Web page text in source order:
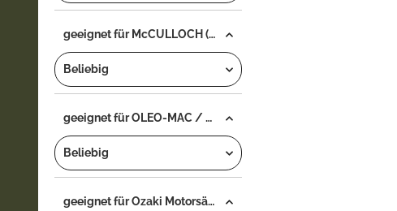
geeignet für McCULLOCH (JF) Motorsäge...
Beliebig
geeignet für OLEO-MAC / OLYMPIC Motorsäge...
Beliebig
geeignet für Ozaki Motorsäge...